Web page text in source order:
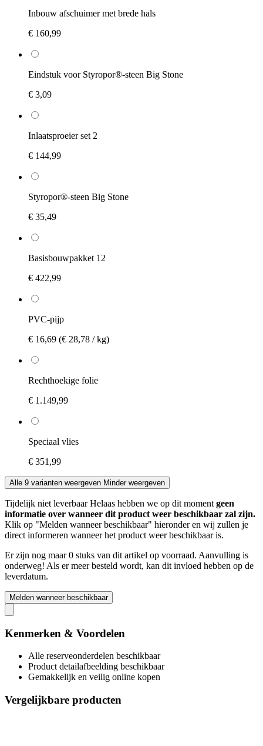
Inbouw afschuimer met brede hals
€ 160,99
Eindstuk voor Styropor®-steen Big Stone
€ 3,09
Inlaatsproeier set 2
€ 144,99
Styropor®-steen Big Stone
€ 35,49
Basisbouwpakket 12
€ 422,99
PVC-pijp
€ 16,69 (€ 28,78 / kg)
Rechthoekige folie
€ 1.149,99
Speciaal vlies
€ 351,99
Alle 9 varianten weergeven Minder weergeven
Tijdelijk niet leverbaarHelaas hebben we op dit moment geen
informatie over wanneer dit product weer beschikbaar zal zijn.
Klik op "Melden wanneer beschikbaar" hieronder en wij zullen je
direct informeren wanneer het product weer beschikbaar is.
Er zijn nog maar 0 stuks van dit artikel op voorraad. Aanvulling is
onderweg! Als er meer besteld wordt, kan dit invloed hebben op de
leverdatum.
Melden wanneer beschikbaar
Kenmerken & Voordelen
Alle reserveonderdelen beschikbaar
Product detailafbeelding beschikbaar
Gemakkelijk en veilig online kopen
Vergelijkbare producten